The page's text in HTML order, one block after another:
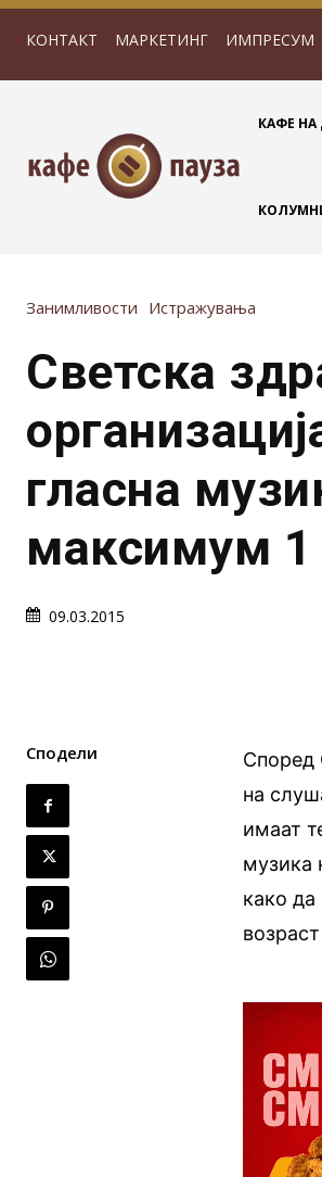
КОНТАКТ МАРКЕТИНГ ИМПРЕСУМ
КАФЕ НА
Занимливости Истражувања
Светска
гласна
максимум 1
09.03.2015
Сподели
Според
на
имаат
музика
како да